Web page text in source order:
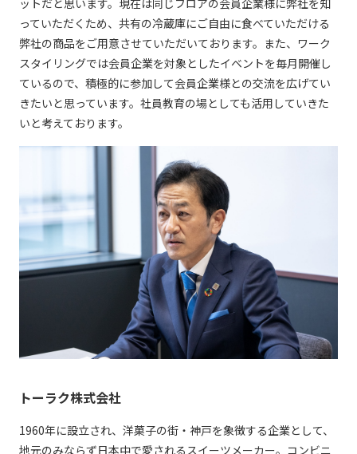
っていただくため、共有の冷蔵庫にご自由に食べていただける
弊社の商品をご用意させていただいております。また、ワーク
スタイリングでは会員企業を対象としたイベントを毎月開催し
ているので、積極的に参加して会員企業様との交流を広げてい
きたいと思っています。社員教育の場としても活用していきた
いと考えております。
トーラク株式会社
1960年に設立され、洋菓子の街・神戸を象徴する企業として、
地元のみならず日本中で愛されるスイーツメーカー。コンビニ